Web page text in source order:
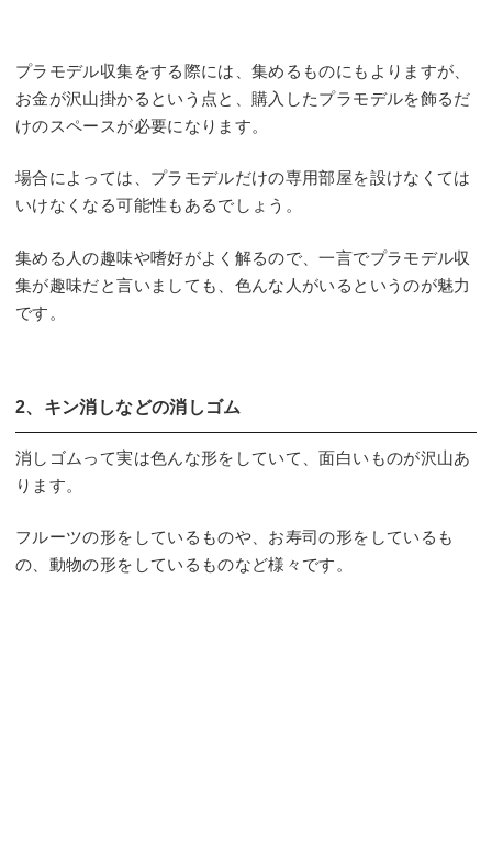
プラモデル収集をする際には、集めるものにもよりますが、
お金が沢山掛かるという点と、購入したプラモデルを飾るだ
けのスペースが必要になります。
場合によっては、プラモデルだけの専用部屋を設けなくては
いけなくなる可能性もあるでしょう。
集める人の趣味や嗜好がよく解るので、一言でプラモデル収
集が趣味だと言いましても、色んな人がいるというのが魅力
です。
2、キン消しなどの消しゴム
消しゴムって実は色んな形をしていて、面白いものが沢山あ
ります。
フルーツの形をしているものや、お寿司の形をしているも
の、動物の形をしているものなど様々です。